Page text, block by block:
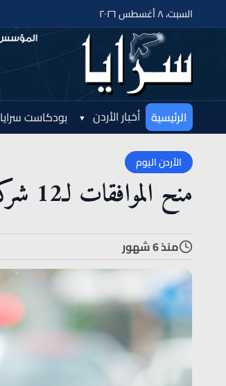
السبت، ٨ أغسطس ٢٠٢٦
الرئيسية أخبار الأردن بودكاست سرايا
الأردن اليوم
منح الموافقات لـ12 شركة لتطبيقات النقل الذكية بهدف تنظيم السوق
منذ 6 شهور